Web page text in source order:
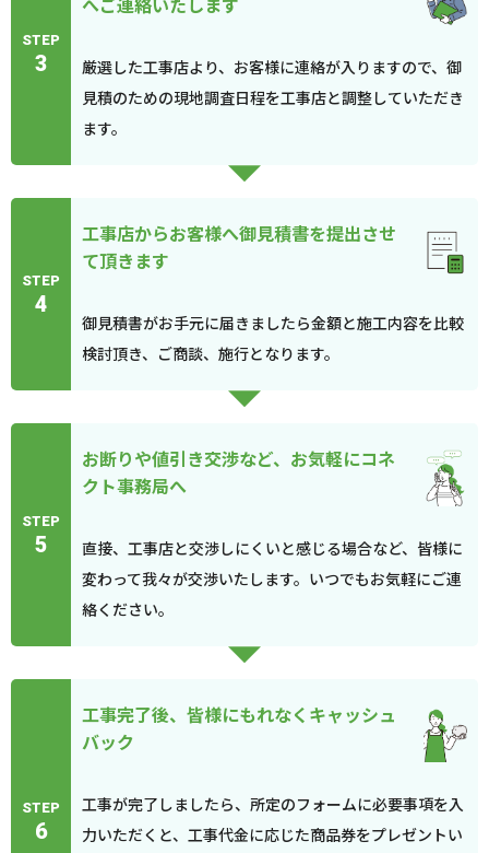
STEP
3
厳選した工事店より、お客様に連絡が入りますので、御
見積のための現地調査日程を工事店と調整していただき
ます。
STEP
4
工事店からお客様へ御見積書を提出させ
て頂きます
御見積書がお手元に届きましたら金額と施工内容を比較
検討頂き、ご商談、施行となります。
STEP
5
お断りや値引き交渉など、お気軽にコネ
クト事務局へ
直接、工事店と交渉しにくいと感じる場合など、皆様に
変わって我々が交渉いたします。いつでもお気軽にご連
絡ください。
STEP
6
工事完了後、皆様にもれなくキャッシュ
バック
工事が完了しましたら、所定のフォームに必要事項を入
力いただくと、工事代金に応じた商品券をプレゼントい